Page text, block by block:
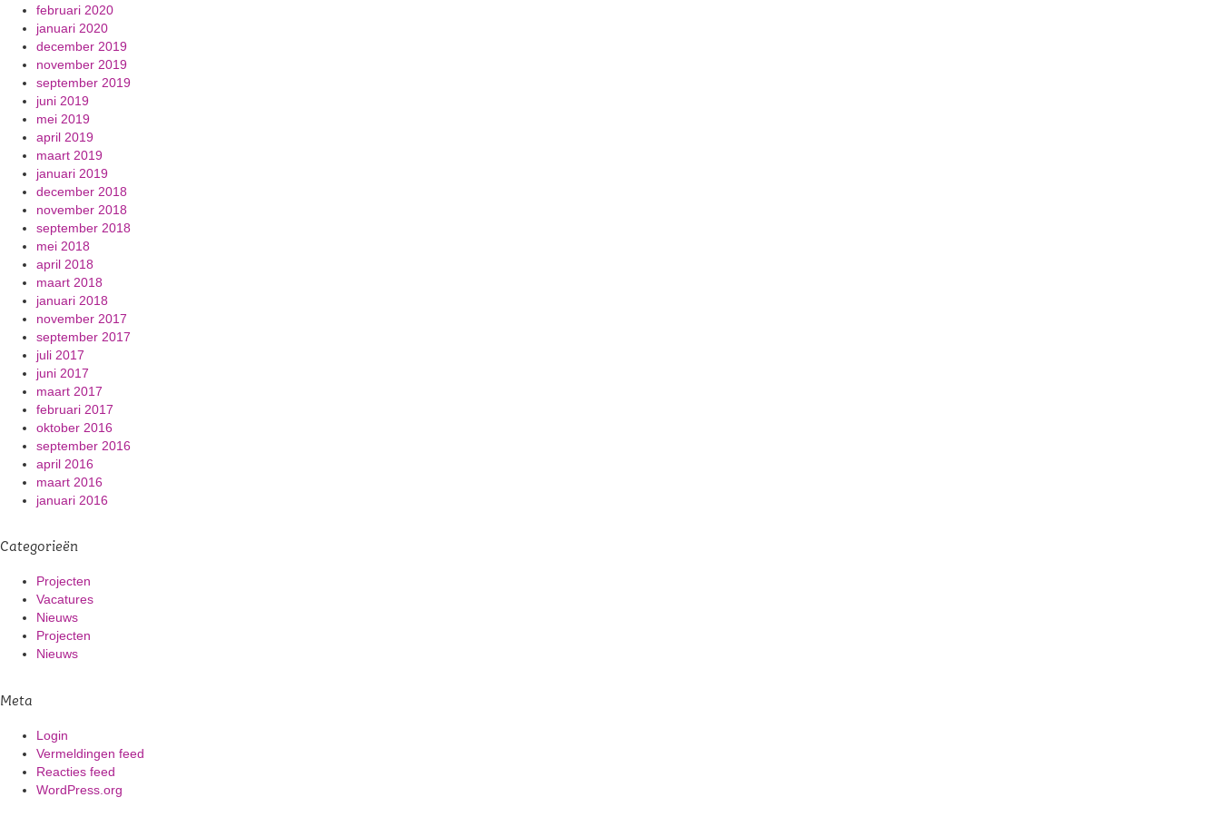
februari 2020
januari 2020
december 2019
november 2019
september 2019
juni 2019
mei 2019
april 2019
maart 2019
januari 2019
december 2018
november 2018
september 2018
mei 2018
april 2018
maart 2018
januari 2018
november 2017
september 2017
juli 2017
juni 2017
maart 2017
februari 2017
oktober 2016
september 2016
april 2016
maart 2016
januari 2016
Categorieën
Projecten
Vacatures
Nieuws
Projecten
Nieuws
Meta
Login
Vermeldingen feed
Reacties feed
WordPress.org